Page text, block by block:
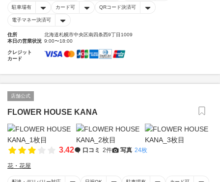
駐車場有 カード可 QRコード決済可
電子マネー決済可
住所
北海道札幌市中央区南四条西9丁目1009
本日の営業状況 9:00〜18:00
クレジット
カード
店舗公式
FLOWER HOUSE KANA
3.42 口コミ 2件 写真 24枚
花・花屋